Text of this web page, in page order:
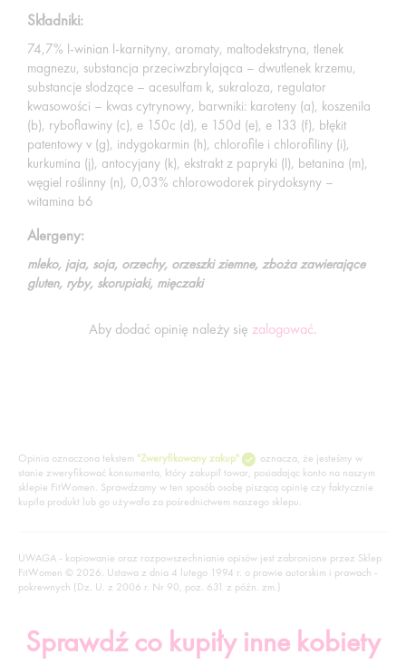
Składniki:
74,7% l-winian l-karnityny, aromaty, maltodekstryna, tlenek
magnezu, substancja przeciwzbrylająca – dwutlenek krzemu,
substancje słodzące – acesulfam k, sukraloza, regulator
kwasowości – kwas cytrynowy, barwniki: karoteny (a), koszenila
(b), ryboflawiny (c), e 150c (d), e 150d (e), e 133 (f), błękit
patentowy v (g), indygokarmin (h), chlorofile i chlorofiliny (i),
kurkumina (j), antocyjany (k), ekstrakt z papryki (l), betanina (m),
węgiel roślinny (n), 0,03% chlorowodorek pirydoksyny –
witamina b6
Alergeny:
mleko, jaja, soja, orzechy, orzeszki ziemne, zboża zawierające
gluten, ryby, skorupiaki, mięczaki
Aby dodać opinię należy się zalogować.
Opinia oznaczona tekstem "Zweryfikowany zakup"
oznacza, że jesteśmy w
stanie zweryfikować konsumenta, który zakupił towar, posiadając konto na naszym
sklepie FitWomen. Sprawdzamy w ten sposób osobę piszącą opinię czy faktycznie
kupiła produkt lub go używała za pośrednictwem naszego sklepu.
UWAGA - kopiowanie oraz rozpowszechnianie opisów jest zabronione przez Sklep
FitWomen © 2026. Ustawa z dnia 4 lutego 1994 r. o prawie autorskim i prawach -
pokrewnych (Dz. U. z 2006 r. Nr 90, poz. 631 z późn. zm.)
Sprawdź co kupiły inne kobiety